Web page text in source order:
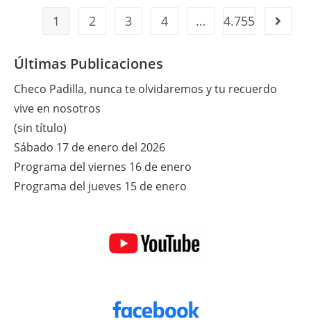
Recuerdo
Vive
1 2 3 4 … 4.755 Ir a la
Últimas Publicaciones
Checo Padilla, nunca te olvidaremos y tu recuerdo
vive en nosotros
(sin título)
Sábado 17 de enero del 2026
Programa del viernes 16 de enero
Programa del jueves 15 de enero